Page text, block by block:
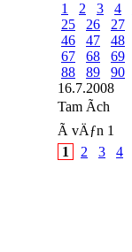
1
2 3 4
25
26 27
46
47 48
67
68 69
88
89 90
16.7.2008
Tam Ãch
Ã vÄƒn 1
1
2 3 4